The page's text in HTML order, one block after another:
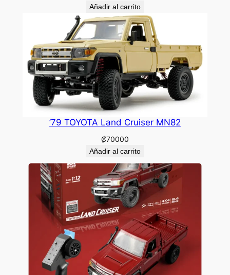
Añadir al carrito
’79 TOYOTA Land Cruiser MN82
₡70000
Añadir al carrito